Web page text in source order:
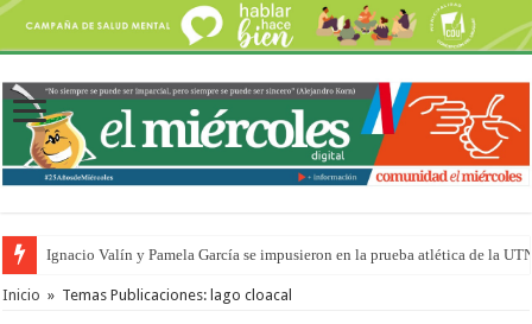
Ignacio Valín y Pamela García se impusieron en la prueba atlética de la
Traigo el litoral en mi canción: 100 años de Aníbal Sampayo
Inicio » Temas Publicaciones: lago cloacal